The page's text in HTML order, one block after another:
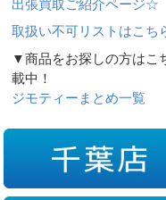
出張買取ご紹介ページ☆
取扱い不可リストはこち
▼商品をお探しの方はこ
載中！
ジモティーまとめ一覧